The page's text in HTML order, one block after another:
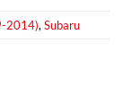
2014), Subaru